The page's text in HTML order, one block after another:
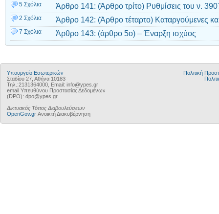
5 Σχόλια Άρθρο 141: (Άρθρο τρίτο) Ρυθμίσεις του ν.
2 Σχόλια Άρθρο 142: (Άρθρο τέταρτο) Καταργούμενες και
7 Σχόλια Άρθρο 143: (άρθρο 5ο) – Έναρξη ισχύος
Υπουργείο Εσωτερικών
Σταδίου 27, Αθήνα 10183
Τηλ.:2131364000, Email: info@ypes.gr
email Υπευθύνου Προστασίας Δεδομένων
(DPO): dpo@ypes.gr
Δικτυακός Τόπος Διαβουλεύσεων
OpenGov.gr Ανοικτή Διακυβέρνηση
Πολιτική